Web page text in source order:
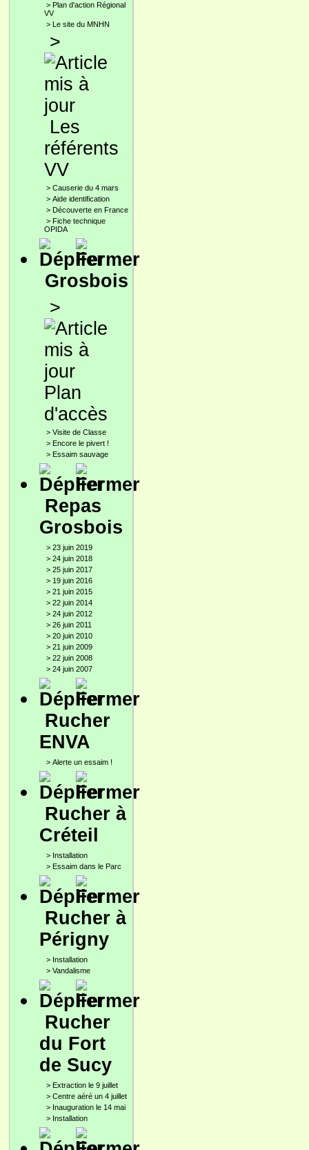
> Plan d'action Régional
VV
> Le site du MNHN
>
Les
référents
VV
> Causerie du 4 mars
> Aide identification
> Découverte en France
> Fiche technique
OPIDA
Grosbois
>
Plan
d'accès
> Visite de Classe
> Encore le pivert !
> Essaim sauvage
Repas
Grosbois
> 23 juin 2019
> 24 juin 2018
> 25 juin 2017
> 19 juin 2016
> 21 juin 2015
> 22 juin 2014
> 24 juin 2012
> 26 juin 2011
> 20 juin 2010
> 21 juin 2009
> 22 juin 2008
> 24 juin 2007
Rucher
ENVA
> Alerte un essaim !
Rucher à
Créteil
> Installation
> Essaim dans le Parc
Rucher à
Périgny
> Installation
> Vandalisme
Rucher
du Fort
de Sucy
> Extraction le 9 juillet
> Centre aéré un 4 juillet
> Inauguration le 14 mai
> Installation